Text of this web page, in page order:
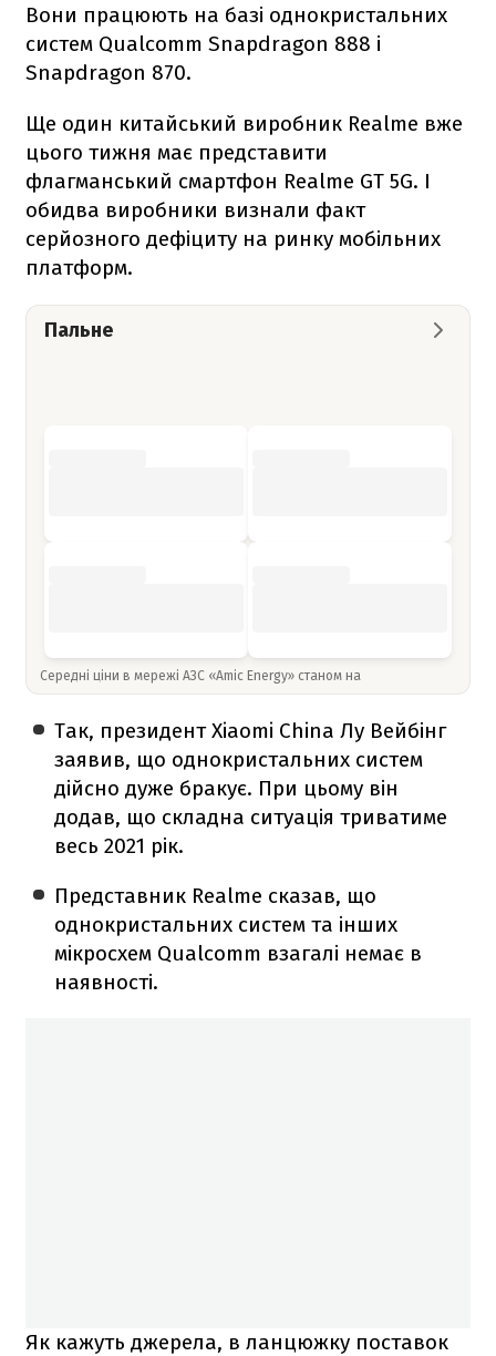
Вони працюють на базі однокристальних
систем Qualcomm Snapdragon 888 і
Snapdragon 870.
Ще один китайський виробник Realme вже
цього тижня має представити
флагманський смартфон Realme GT 5G. І
обидва виробники визнали факт
серйозного дефіциту на ринку мобільних
платформ.
Пальне
Середні ціни в мережі АЗС «Amic Energy» станом на
Так, президент Xiaomi China Лу Вейбінг
заявив, що однокристальних систем
дійсно дуже бракує. При цьому він
додав, що складна ситуація триватиме
весь 2021 рік.
Представник Realme сказав, що
однокристальних систем та інших
мікросхем Qualcomm взагалі немає в
наявності.
Як кажуть джерела, в ланцюжку поставок